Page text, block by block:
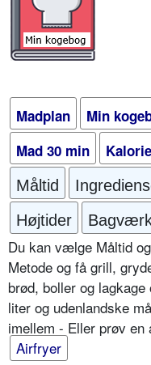
Madplan Min
Mad 30 min
Måltid
Højtider
Du kan vælge Måltid
Metode og få grill,
brød, boller og
liter og udenlandske
imellem - Eller prøv
Airfryer